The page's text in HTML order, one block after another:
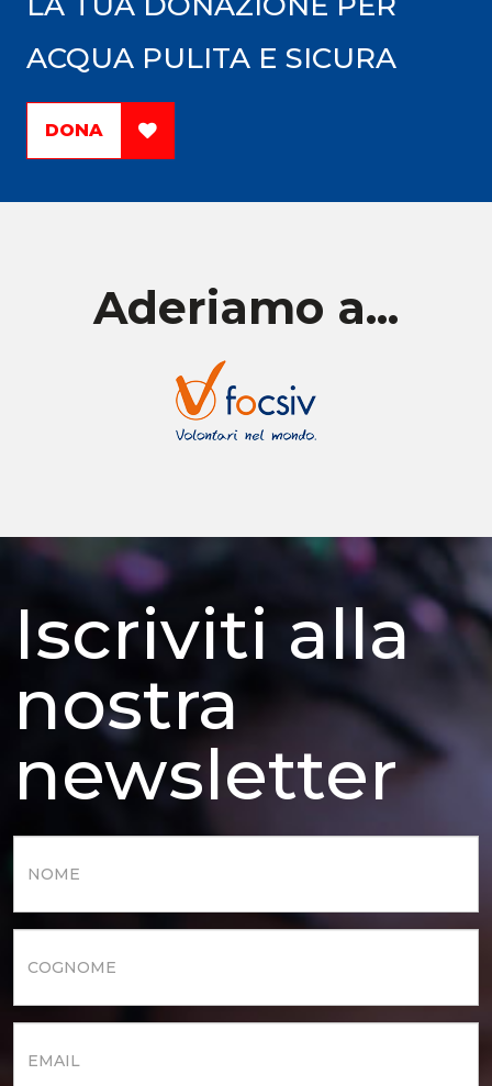
ACQUA PULITA E SICURA
DONA
Aderiamo a...
Iscriviti alla
nostra
newsletter
Nome*
Cognome*